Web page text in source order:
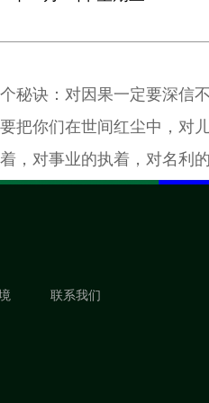
秘诀：对因果一定要深信
把你们在世间红尘中，对
，对事业的执着，对名利
联系我们